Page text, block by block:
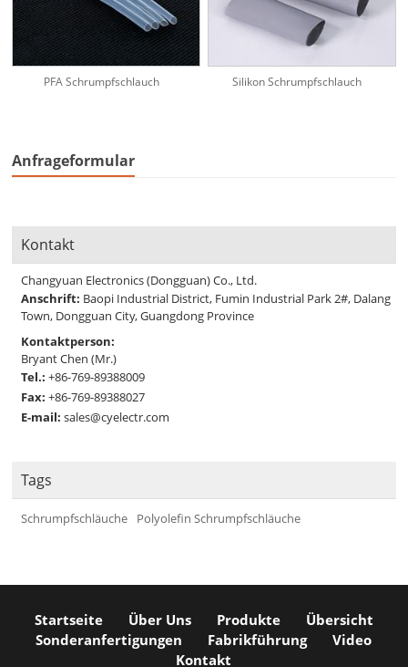
PFA Schrumpfschlauch Silikon Schrumpfschlauch
Anfrageformular
Kontakt
Changyuan Electronics (Dongguan) Co., Ltd.
Anschrift: Baopi Industrial District, Fumin Industrial Park 2#, Dalang
Town, Dongguan City, Guangdong Province
Kontaktperson:
Bryant Chen (Mr.)
Tel.: +86-769-89388009
Fax: +86-769-89388027
E-mail: sales@cyelectr.com
Tags
Schrumpfschläuche Polyolefin Schrumpfschläuche
Startseite Über Uns Produkte
Übersicht
Sonderanfertigungen
Fabrikführung
Video
Kontakt